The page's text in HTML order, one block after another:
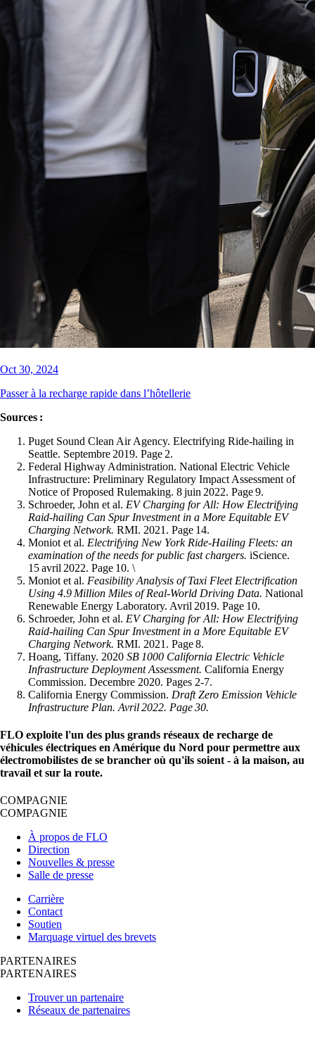
Oct 30, 2024
Passer à la recharge rapide dans l’hôtellerie
Sources :
Puget Sound Clean Air Agency. Electrifying Ride-hailing in
Seattle. Septembre 2019. Page 2.
Federal Highway Administration. National Electric Vehicle
Infrastructure: Preliminary Regulatory Impact Assessment of
Notice of Proposed Rulemaking. 8 juin 2022. Page 9.
Schroeder, John et al. EV Charging for All: How Electrifying
Raid-hailing Can Spur Investment in a More Equitable EV
Charging Network. RMI. 2021. Page 14.
Moniot et al. Electrifying New York Ride-Hailing Fleets: an
examination of the needs for public fast chargers. iScience.
15 avril 2022. Page 10. \
Moniot et al. Feasibility Analysis of Taxi Fleet Electrification
Using 4.9 Million Miles of Real-World Driving Data. National
Renewable Energy Laboratory. Avril 2019. Page 10.
Schroeder, John et al. EV Charging for All: How Electrifying
Raid-hailing Can Spur Investment in a More Equitable EV
Charging Network. RMI. 2021. Page 8.
Hoang, Tiffany. 2020 SB 1000 California Electric Vehicle
Infrastructure Deployment Assessment. California Energy
Commission. Decembre 2020. Pages 2-7.
California Energy Commission. DraftZero Emission Vehicle
Infrastructure Plan. Avril 2022. Page 30.
FLO exploite l'un des plus grands réseaux de recharge de
véhicules électriques en Amérique du Nord pour permettre aux
électromobilistes de se brancher où qu'ils soient - à la maison, au
travail et sur la route.
COMPAGNIE
COMPAGNIE
À propos de FLO
Direction
Nouvelles & presse
Salle de presse
Carrière
Contact
Soutien
Marquage virtuel des brevets
PARTENAIRES
PARTENAIRES
Trouver un partenaire
Réseaux de partenaires